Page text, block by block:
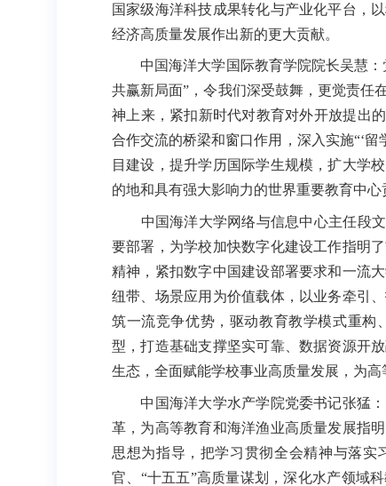
国家级海洋科技成果转化与产业化平台，
经济高质量发展作出新的更大贡献。
中国海洋大学国际教育学院院长吴慧：
共赢新局面”，令我们深受鼓舞，更觉责任
神上来，紧扣新时代对教育对外开放提出
合作交流的桥梁和窗口作用，深入实施“‘
目建设，提升学历国际学生规模，扩大学
的地和具有强大影响力的世界重要教育中心
中国海洋大学网络与信息中心主任段文
要部署，为学校加快数字化建设工作指明
精神，紧扣数字中国建设部署要求和一流
纽带、场景应用为价值载体，以业务牵引
筑一流竞争优势，驱动教育教学模式重构
型，打造基础支撑坚实可靠、数据资源开
生态，全面赋能学校事业高质量发展，为
中国海洋大学水产学院党委书记张猛：
革，为高等教育和海洋渔业高质量发展指
思想为指导，把学习贯彻全会精神与落实
官、“十五五”高质量谋划，深化水产领域